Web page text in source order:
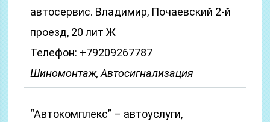
автосервис. Владимир, Почаевский 2-й
проезд, 20 лит Ж
Телефон: +79209267787
Шиномонтаж, Автосигнализация
“Автокомплекс” – автоуслуги,